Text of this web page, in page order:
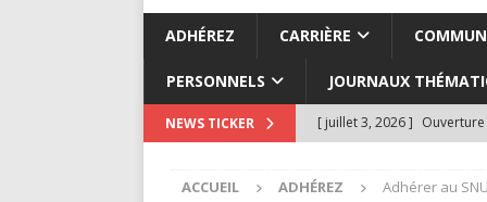
ADHÉREZ CARRIÈRE
PERSONNELS JOURNAUX
NEWS TICKER [ juillet 3, 2026 ]
[ juillet 3, 2026 ] Compte-
ACCUEIL ADHÉREZ Adhérer au